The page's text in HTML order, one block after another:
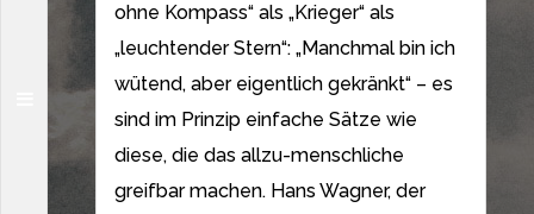
ohne Kompass“ als „Krieger“ als
„leuchtender Stern“: „Manchmal bin ich
wütend, aber eigentlich gekränkt“ – es
sind im Prinzip einfache Sätze wie
diese, die das allzu-menschliche
greifbar machen. Hans Wagner, der